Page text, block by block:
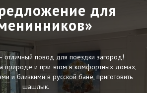
для
повод для поездки загород!
природе и при этом в комфортных домах,
и близкими в русской бане, приготовить
шашлык.